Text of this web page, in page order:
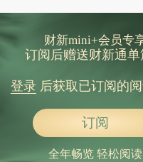
财新mini+会员专
订阅后赠送财新通单
登录后获取已订阅的
订阅
全年畅览 轻松阅读